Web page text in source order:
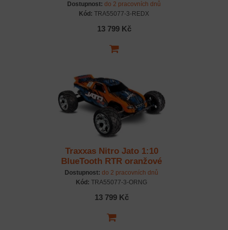
Dostupnost: do 2 pracovních dnů
Kód: TRA55077-3-REDX
13 799 Kč
Traxxas Nitro Jato 1:10
BlueTooth RTR oranžové
Dostupnost: do 2 pracovních dnů
Kód: TRA55077-3-ORNG
13 799 Kč